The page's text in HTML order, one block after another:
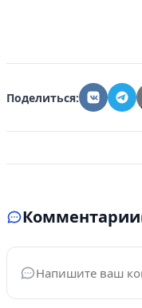
Поделиться:
Комментарии
Ваше имя*